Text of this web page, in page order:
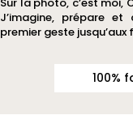
J’imagine, prépare
premier geste jusqu’aux
100%